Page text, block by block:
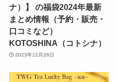
ナ）】 の福袋2024年最新
まとめ情報（予約・販売・
口コミなど）
KOTOSHINA（コトシナ）
2023年12月28日